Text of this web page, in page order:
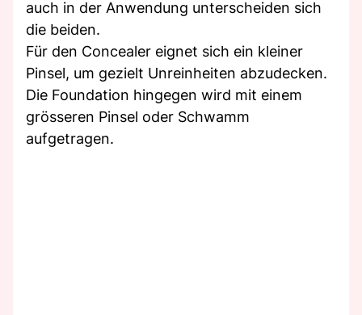
auch in der Anwendung unterscheiden sich
die beiden.
Für den Concealer eignet sich ein kleiner
Pinsel, um gezielt Unreinheiten abzudecken.
Die Foundation hingegen wird mit einem
grösseren Pinsel oder Schwamm
aufgetragen.